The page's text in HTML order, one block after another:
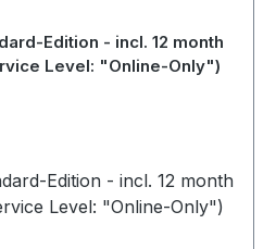
Edition - incl. 12 month
Level: "Online-Only")
Edition - incl. 12 month
Level: "Online-Only")